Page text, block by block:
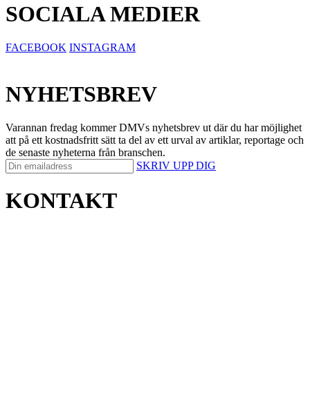
SOCIALA MEDIER
FACEBOOK INSTAGRAM
NYHETSBREV
Varannan fredag kommer DMVs nyhetsbrev ut där du har möjlighet
att på ett kostnadsfritt sätt ta del av ett urval av artiklar, reportage och
de senaste nyheterna från branschen.
SKRIV UPP DIG
KONTAKT